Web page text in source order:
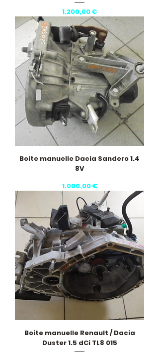
Pris
1.200,00 €
Boite manuelle Dacia Sandero 1.4
8V
Pris
1.000,00 €
Boite manuelle Renault / Dacia
Duster 1.5 dCi TL8 015